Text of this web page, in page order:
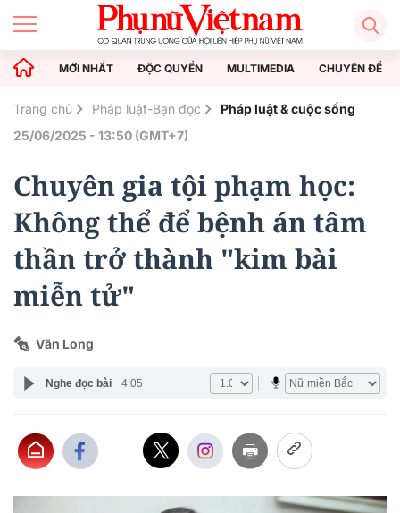
MỚI NHẤT ĐỘC QUYỀN MULTIMEDIA CHUYÊN ĐỀ
Trang chủ Pháp luật-Bạn đọc
Pháp luật & cuộc sống
25/06/2025 - 13:50 (GMT+7)
Chuyên gia tội phạm học:
Không thể để bệnh án tâm
thần trở thành "kim bài
miễn tử"
Văn Long
Nghe đọc bài 4:05